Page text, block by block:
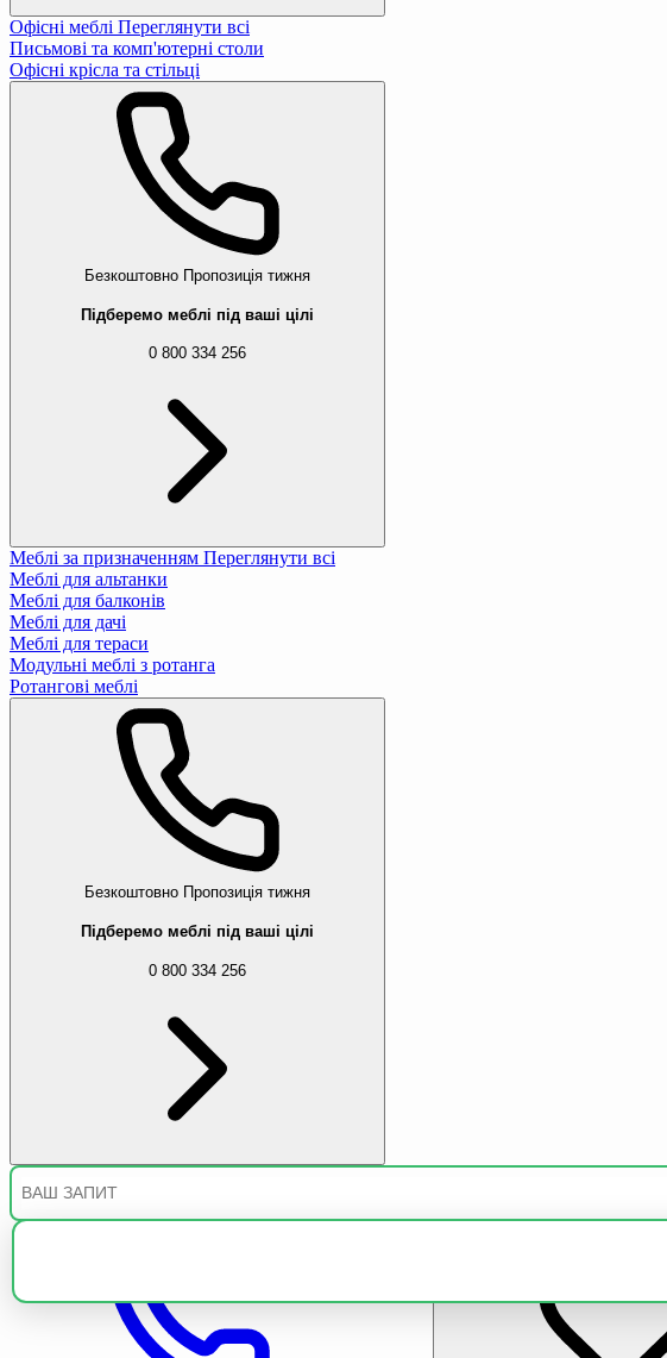
Офісні меблі Переглянути всі
Письмові та комп'ютерні столи
Офісні крісла та стільці
Безкоштовно Пропозиція тижня
Підберемо меблі під ваші цілі
0 800 334 256
Меблі за призначенням Переглянути всі
Меблі для альтанки
Меблі для балконів
Меблі для дачі
Меблі для тераси
Модульні меблі з ротанга
Ротангові меблі
Безкоштовно Пропозиція тижня
Підберемо меблі під ваші цілі
0 800 334 256
Вибачте, даний товар відсутній на складі
Ми підібрали для вас схожі товари
Етажерка Leobert Slim 3-рівнева на колесах
888 ₴1 971 ₴
3 128 ₴